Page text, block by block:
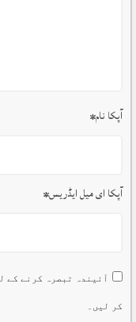
آپکا نام*
آپکا ای میل ایڈریس*
آئیندہ تبصرہ کرنے کے
کر لیں۔